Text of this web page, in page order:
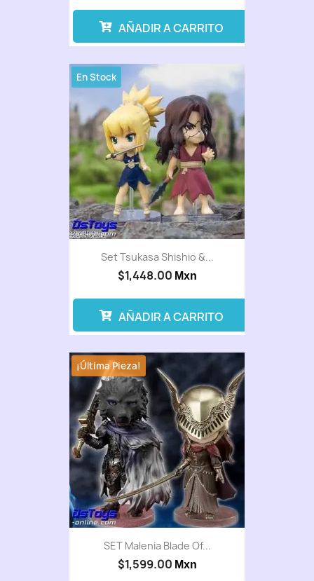
AÑADIR A CARRITO
Set Tsukasa Shishio &...
$1,448.00 Mxn
En Stock
AÑADIR A CARRITO
SET Malenia Blade Of...
$1,599.00 Mxn
¡Última Pieza!